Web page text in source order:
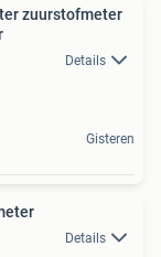
zuurstofmeter
Details
Gisteren
Details